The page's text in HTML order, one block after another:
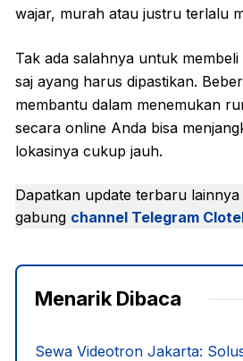
wajar, murah atau justru terlalu
Tak ada salahnya untuk
saj ayang harus dipastikan.
membantu dalam menemukan
secara online Anda bisa
lokasinya cukup jauh.
Dapatkan update terbaru
gabung channel Telegram
Menarik Dibaca
Sewa Videotron Jakarta: